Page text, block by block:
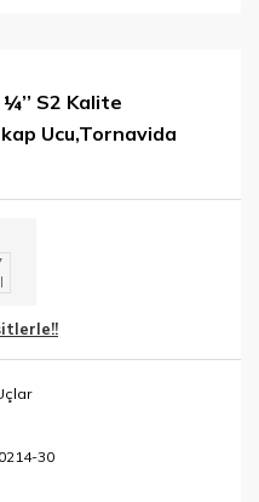
S2 Kalite
Ucu,Tornavida
30